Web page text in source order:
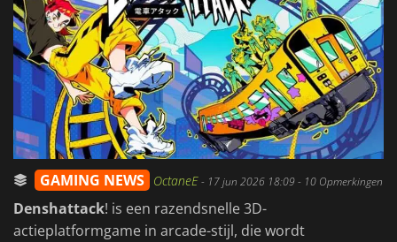
GAMING NEWS OctaneE- 17 jun 2026 18:09- 10 Opmerkingen
Denshattack! is een razendsnelle 3D-
actieplatformgame in arcade-stijl, die wordt